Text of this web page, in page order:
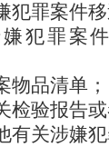
犯罪案件移
犯罪案
物品清单；
检验报告或
有关涉嫌犯